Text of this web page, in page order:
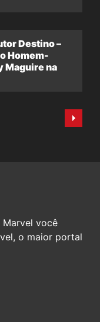
Destino –
Homem-
Maguire na
Marvel você
o maior portal